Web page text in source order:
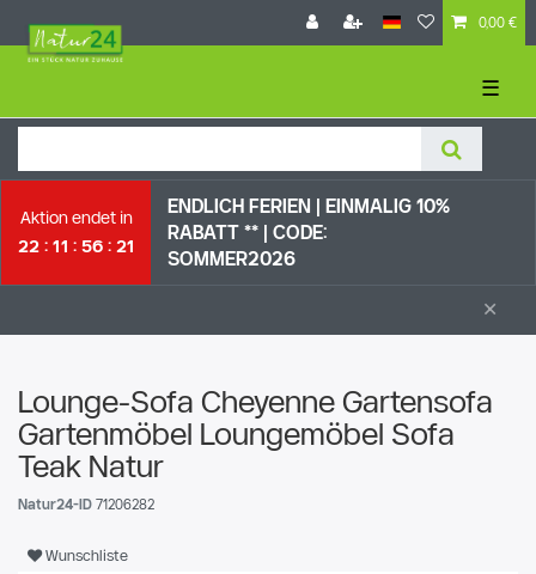
0,00 €
☰
Aktion endet in
22
11 56 21
ENDLICH FERIEN | EI NMALIG 10%
RABATT ** | CODE:
SOMMER2026
×
Lounge-Sofa Cheyenne Gartensofa
Gartenmöbel Loungemöbel Sofa
Teak Natur
Natur24-ID 71206282
Wunschliste